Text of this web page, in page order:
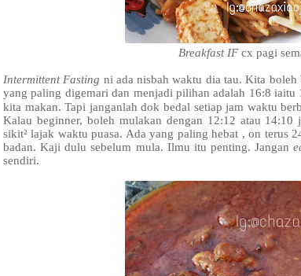
Breakfast IFcx pagi
Intermittent Fasting ni ada nisbah waktu dia tau. Kita
yang paling digemari dan menjadi pilihan adalah 16:8 iaitu
kita makan. Tapi janganlah dok bedal setiap jam waktu
Kalau beginner, boleh mulakan dengan 12:12 atau 14:10
sikit² lajak waktu puasa. Ada yang paling hebat , on terus
badan. Kaji dulu sebelum mula. Ilmu itu penting. Jangan
sendiri.